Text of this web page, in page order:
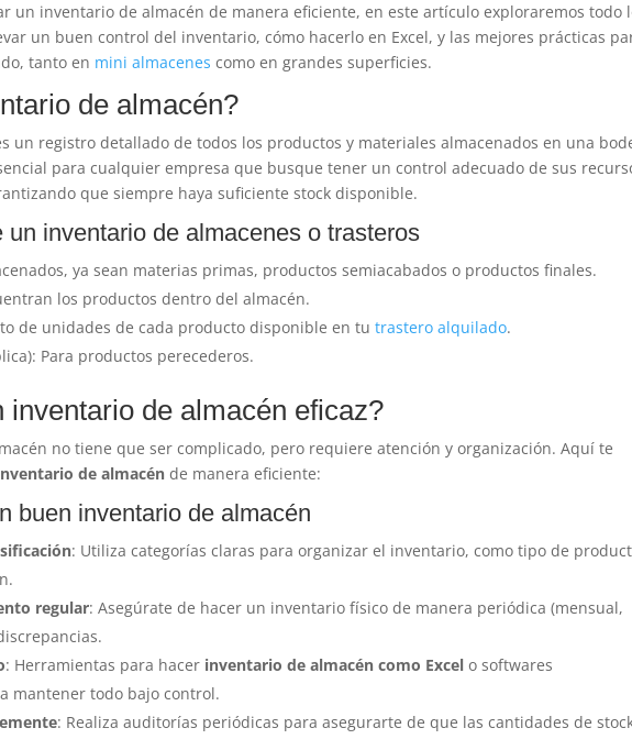
un inventario de almacén de manera eficiente, en este artículo exploraremos todo
un buen control del inventario, cómo hacerlo en Excel, y las mejores prácticas
tanto en mini almacenes como en grandes superficies.
de almacén?
un registro detallado de todos los productos y materiales almacenados en una
para cualquier empresa que busque tener un control adecuado de sus
que siempre haya suficiente stock disponible.
un inventario de almacenes o trasteros
ya sean materias primas, productos semiacabados o productos finales.
los productos dentro del almacén.
de unidades de cada producto disponible en tutrastero alquilado.
Para productos perecederos.
inventario de almacén eficaz?
no tiene que ser complicado, pero requiere atención y organización. Aquí te
de almacén de manera eficiente:
buen inventario de almacén
: Utiliza categorías claras para organizar el inventario, como tipo de
regular: Asegúrate de hacer un inventario físico de manera periódica (mensual,
: Herramientas para hacer inventario de almacén como Excel o softwares
mantener todo bajo control.
: Realiza auditorías periódicas para asegurarte de que las cantidades de